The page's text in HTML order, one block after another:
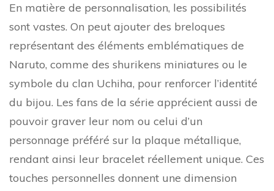
En matière de personnalisation, les possibilités
sont vastes. On peut ajouter des breloques
représentant des éléments emblématiques de
Naruto, comme des shurikens miniatures ou le
symbole du clan Uchiha, pour renforcer l’identité
du bijou. Les fans de la série apprécient aussi de
pouvoir graver leur nom ou celui d’un
personnage préféré sur la plaque métallique,
rendant ainsi leur bracelet réellement unique. Ces
touches personnelles donnent une dimension